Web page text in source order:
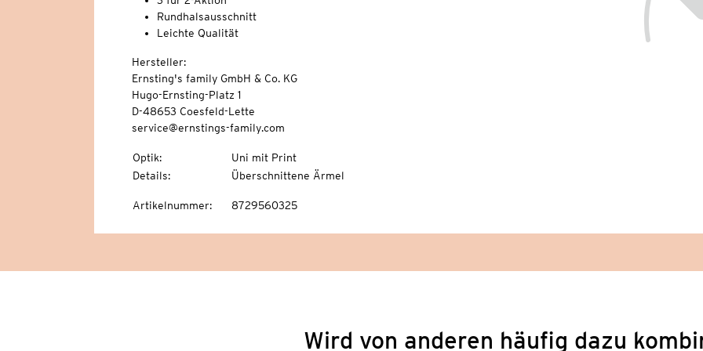
Rundhalsausschnitt
Leichte Qualität
Hersteller:
Ernsting's family GmbH & Co. KG
Hugo-Ernsting-Platz 1
D-48653 Coesfeld-Lette
service@ernstings-family.com
Optik:
Uni mit Print
Details: Überschnittene Ärmel
Artikelnummer: 8729560325
Wird von anderen häufig dazu